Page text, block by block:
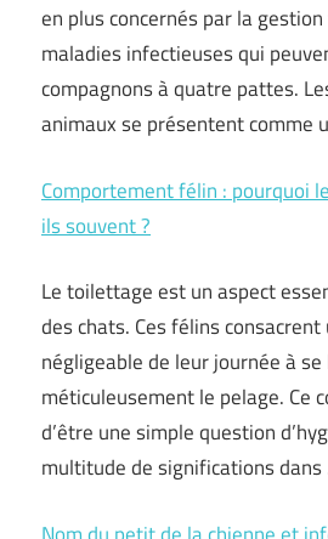
en plus concernés par la
maladies infectieuses qui
compagnons à quatre pattes.
animaux se présentent comme
Comportement félin : pourquoi
ils souvent ?
Le toilettage est un aspect
des chats. Ces félins
négligeable de leur journée à se
méticuleusement le pelage. Ce
d’être une simple question
multitude de significations